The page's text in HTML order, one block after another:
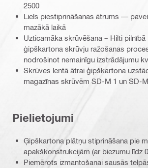
2500
Liels piestiprināšanas ātrums —
mazākā laikā
Uzticamāka skrūvēšana – Hilti pilnībā
ģipškartona skrūvju ražošanas
nodrošinot nemainīgu izstrādājumu
Skrūves lentā ātrai ģipškartona
magazīnas skrūvēm SD-M 1 un SD-
Pielietojumi
Ģipškartona plātņu stiprināšana pie
apakškonstrukcijām (ar biezumu līdz
Piemērots izmantošanai sausās